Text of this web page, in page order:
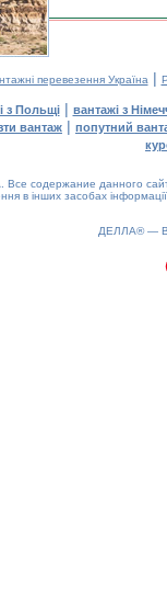
перевезення Україна |
з Польщі| вантажі з
вантаж | попутний
содержание данного
в інших засобах
ДЕЛЛА® —